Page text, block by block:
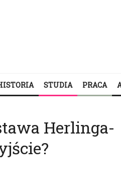
STUDIA PRACA
Herlinga-